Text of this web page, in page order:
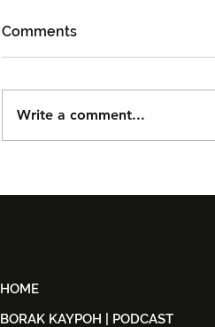
Comments
Write a comment...
HOME
BORAK KAYPOH | PODCAST